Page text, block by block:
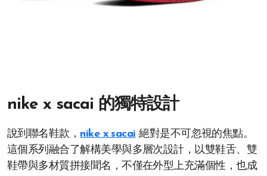
nike x sacai 的獨特設計
說到聯名鞋款， nike x sacai 絕對是不可忽視的焦點。
這個系列融合了解構美學與多層次設計，以雙鞋舌、雙
鞋帶與多材質拼接聞名，不僅在外型上充滿個性，也成